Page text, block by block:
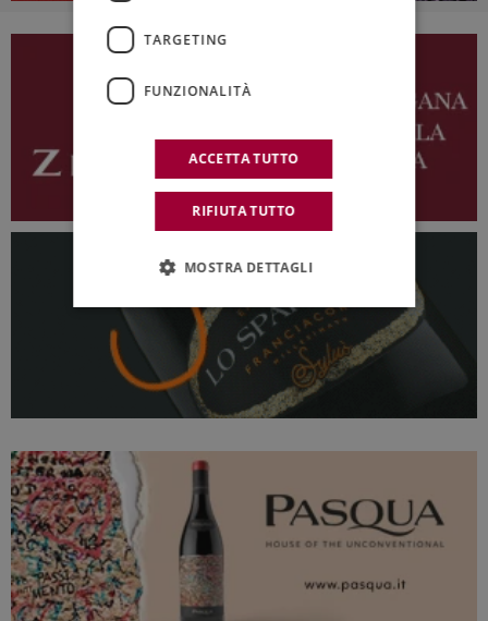
TARGETING
FUNZIONALITÀ
ACCETTA TUTTO
RIFIUTA TUTTO
MOSTRA DETTAGLI